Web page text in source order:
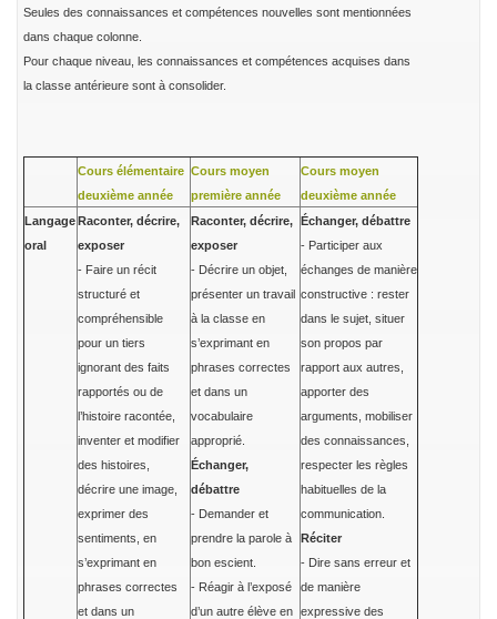
Seules des connaissances et compétences nouvelles sont mentionnées
dans chaque colonne.
Pour chaque niveau, les connaissances et compétences acquises dans
la classe antérieure sont à consolider.
Cours élémentaire
deuxième année
Cours moyen
première année
Cours moyen
deuxième année
Langage
oral
Raconter, décrire,
exposer
- Faire un récit
structuré et
compréhensible
pour un tiers
ignorant des faits
rapportés ou de
l’histoire racontée,
inventer et modifier
des histoires,
décrire une image,
exprimer des
sentiments, en
s’exprimant en
phrases correctes
et dans un
Raconter, décrire,
exposer
- Décrire un objet,
présenter un travail
à la classe en
s’exprimant en
phrases correctes
et dans un
vocabulaire
approprié.
Échanger,
débattre
- Demander et
prendre la parole à
bon escient.
- Réagir à l’exposé
d’un autre élève en
Échanger, débattre
- Participer aux
échanges de manière
constructive : rester
dans le sujet, situer
son propos par
rapport aux autres,
apporter des
arguments, mobiliser
des connaissances,
respecter les règles
habituelles de la
communication.
Réciter
- Dire sans erreur et
de manière
expressive des